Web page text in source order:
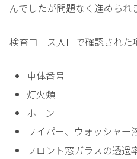
んでしたが問題なく進められ
検査コース入口で確認された
車体番号
灯火類
ホーン
ワイパー、ウォッシャー
フロント窓ガラスの透過